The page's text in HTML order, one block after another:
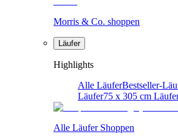
Morris & Co. shoppen
Läufer
Highlights
Alle LäuferBestseller-
Läufer75 x 305 cm
Alle Läufer Shoppen